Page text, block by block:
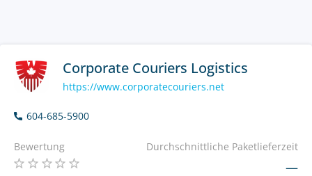
Corporate Couriers Logistics
https://www.corporatecouriers.net
604-685-5900
Bewertung Durchschnittliche Paketlieferzeit
—